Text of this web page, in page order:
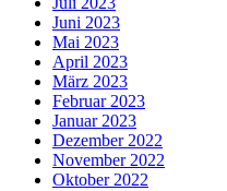
Juni 2023
Mai 2023
April 2023
März 2023
Februar 2023
Januar 2023
Dezember 2022
November 2022
Oktober 2022